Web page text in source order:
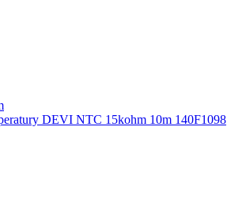
DEVI NTC 15kohm 10m 140F1098